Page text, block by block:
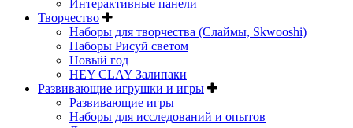
Интерактивные панели
Творчество
Наборы для творчества (Слаймы, Skwooshi)
Наборы Рисуй светом
Новый год
HEY CLAY Залипаки
Развивающие игрушки и игры
Развивающие игры
Наборы для исследований и опытов